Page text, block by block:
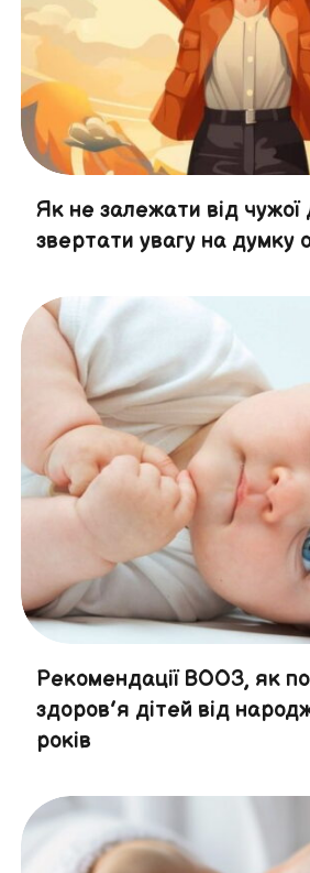
Як не залежати від
звертати увагу на думку
Рекомендації ВООЗ, як
здоров’я дітей від
років